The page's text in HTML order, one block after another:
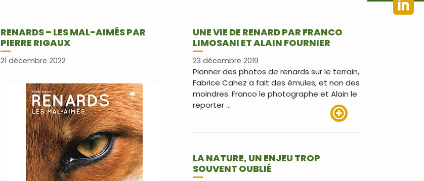
RENARDS – LES MAL-AIMÉS PAR
PIERRE RIGAUX
21 décembre 2022
UNE VIE DE RENARD PAR FRANCO
LIMOSANI ET ALAIN FOURNIER
23 décembre 2019
Pionner des photos de renards sur le terrain,
Fabrice Cahez a fait des émules, et non des
moindres. Franco le photographe et Alain le
reporter …
LA NATURE, UN ENJEU TROP
SOUVENT OUBLIÉ